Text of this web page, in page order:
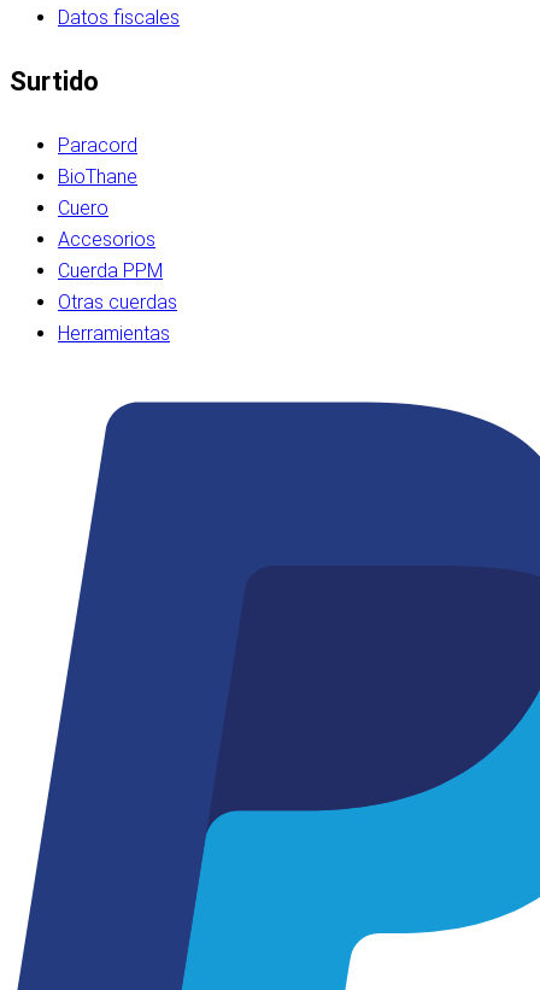
Datos fiscales
Surtido
Paracord
BioThane
Cuero
Accesorios
Cuerda PPM
Otras cuerdas
Herramientas